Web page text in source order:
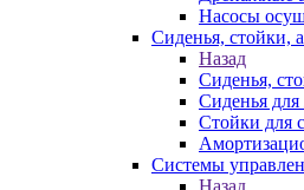
Насосы
Сиденья, стойки,
Назад
Сиденья,
Сиденья для
Стойки для
Системы
Назад